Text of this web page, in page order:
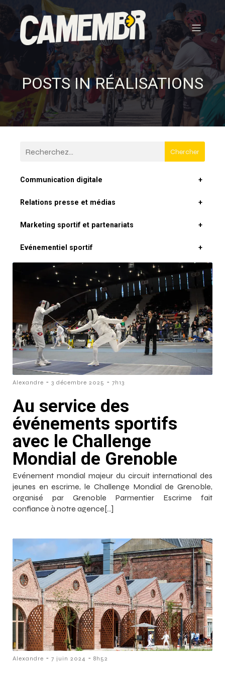
POSTS IN RÉALISATIONS
Chercher
Communication digitale +
Relations presse et médias +
Marketing sportif et partenariats +
Evénementiel sportif +
Alexandre - 3 décembre 2025 - 7h13
Au service des
événements sportifs
avec le Challenge
Mondial de Grenoble
Evénement mondial majeur du circuit international des
jeunes en escrime, le Challenge Mondial de Grenoble,
organisé par Grenoble Parmentier Escrime fait
confiance à notre agence[…]
Alexandre - 7 juin 2024 - 8h52